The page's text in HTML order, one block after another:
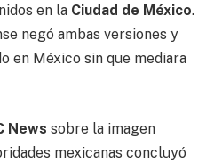
en la Ciudad de México.
negó ambas versiones y
en México sin que mediara
News sobre la imagen
mexicanas concluyó